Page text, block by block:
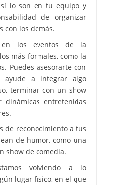
lo son en tu equipo y
de organizar
con los demás.
los eventos de la
más formales, como la
Puedes asesorarte con
a integrar algo
terminar con un show
dinámicas entretenidas
de reconocimiento a tus
de humor, como una
show de comedia.
volviendo a lo
lugar físico, en el que